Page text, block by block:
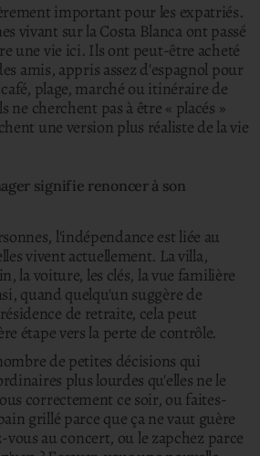
important pour les expatriés.
vivant sur la Costa Blanca ont passé
une vie ici. Ils ont peut-être acheté
amis, appris assez d'espagnol pour
plage, marché ou itinéraire de
ne cherchent pas à être « placés »
une version plus réaliste de la vie
signifie renoncer à son
l'indépendance est liée au
vivent actuellement. La villa,
la voiture, les clés, la vue familière
quand quelqu'un suggère de
de retraite, cela peut
étape vers la perte de contrôle.
de petites décisions qui
plus lourdes qu'elles ne le
correctement ce soir, ou faites-
grillé parce que ça ne vaut guère
vous au concert, ou le zapchez parce